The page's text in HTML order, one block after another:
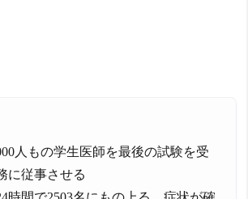
人もの学生医師を最後の試験を受
に従事させる